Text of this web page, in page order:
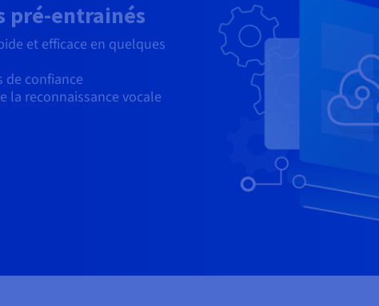
pré-entrainés
et efficace en quelques
de confiance
la reconnaissance vocale